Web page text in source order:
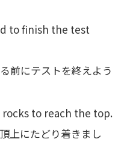
to finish the test
前にテストを終えよう
to reach the top.
上にたどり着きまし